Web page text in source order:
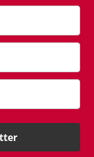
SC-ove,
obraćati
alkohol: